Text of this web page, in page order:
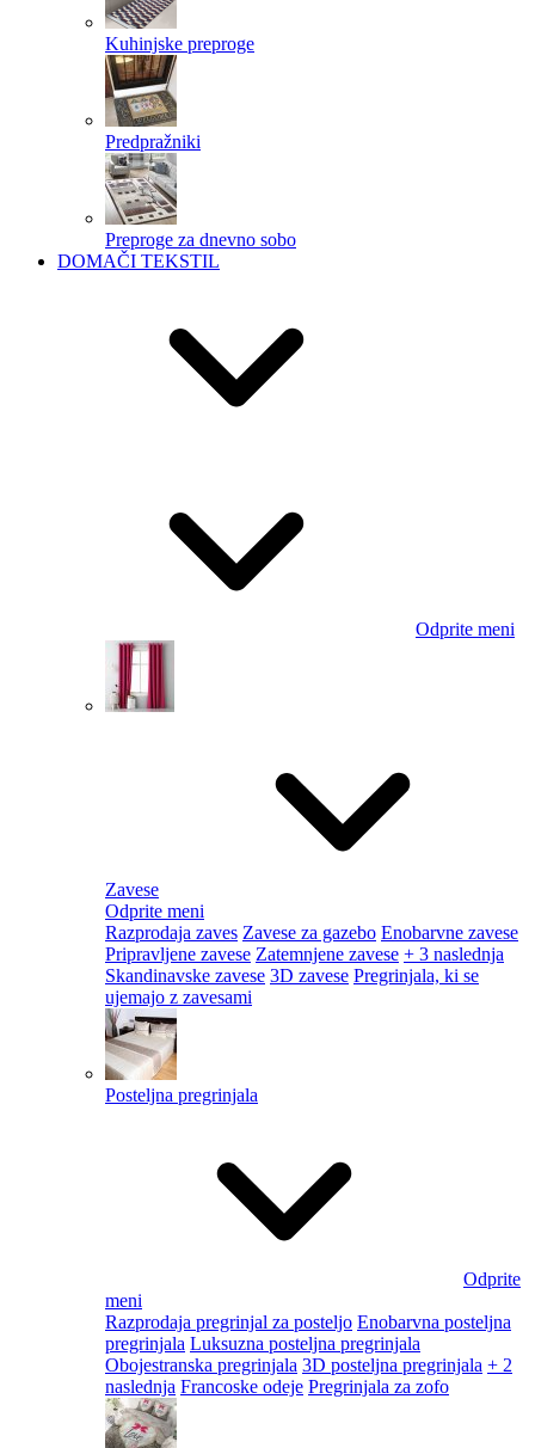
Kuhinjske preproge
Predpražniki
Preproge za dnevno sobo
DOMAČI TEKSTIL
Odprite meni
Zavese
Odprite meni
Razprodaja zaves Zavese za gazebo Enobarvne zavese
Pripravljene zavese Zatemnjene zavese + 3 naslednja
Skandinavske zavese 3D zavese Pregrinjala, ki se
ujemajo z zavesami
Posteljna pregrinjala
Odprite
meni
Razprodaja pregrinjal za posteljo Enobarvna posteljna
pregrinjala Luksuzna posteljna pregrinjala
Obojestranska pregrinjala 3D posteljna pregrinjala + 2
naslednja Francoske odeje Pregrinjala za zofo